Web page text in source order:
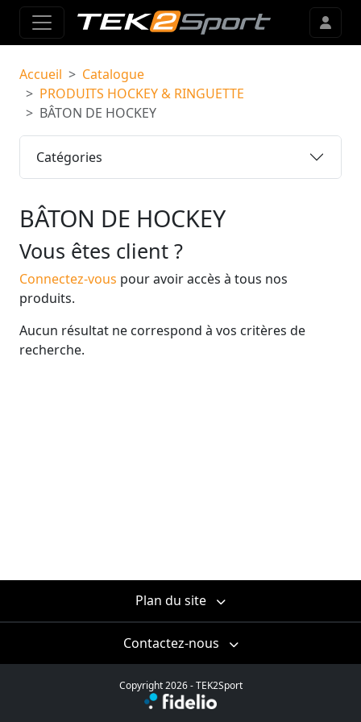
Catégories
Accueil
Catalogue
PRODUITS HOCKEY & RINGUETTE
BÂTON DE HOCKEY
BÂTON DE HOCKEY
Vous êtes client ?
Connectez-vous pour avoir accès à tous nos
produits.
Aucun résultat ne correspond à vos critères de
recherche.
Plan du site
Contactez-nous
Copyright 2026 - TEK2Sport